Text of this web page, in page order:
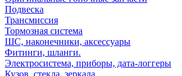
Подвеска
Трансмиссия
Тормозная система
ШС, наконечники, аксессуары
Фитинги, шланги.
Электросистема, приборы, дата-логгеры
Кузов, стекла, зеркала